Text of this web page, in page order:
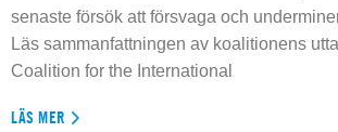
senaste försök att försvaga och
Läs sammanfattningen av koalitionens
Coalition for the International
LÄS MER